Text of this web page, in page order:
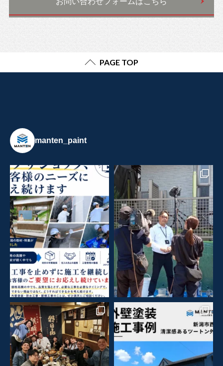
PAGE TOP
manten_paint